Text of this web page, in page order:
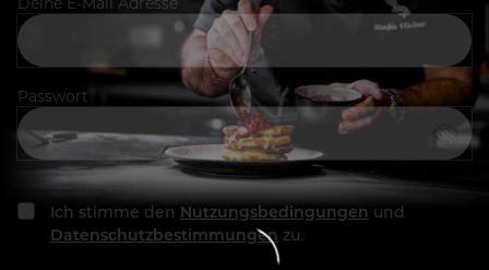
Passwort
Ich stimme den Nutzungsbedingungen und
Datenschutzbestimmungen zu.